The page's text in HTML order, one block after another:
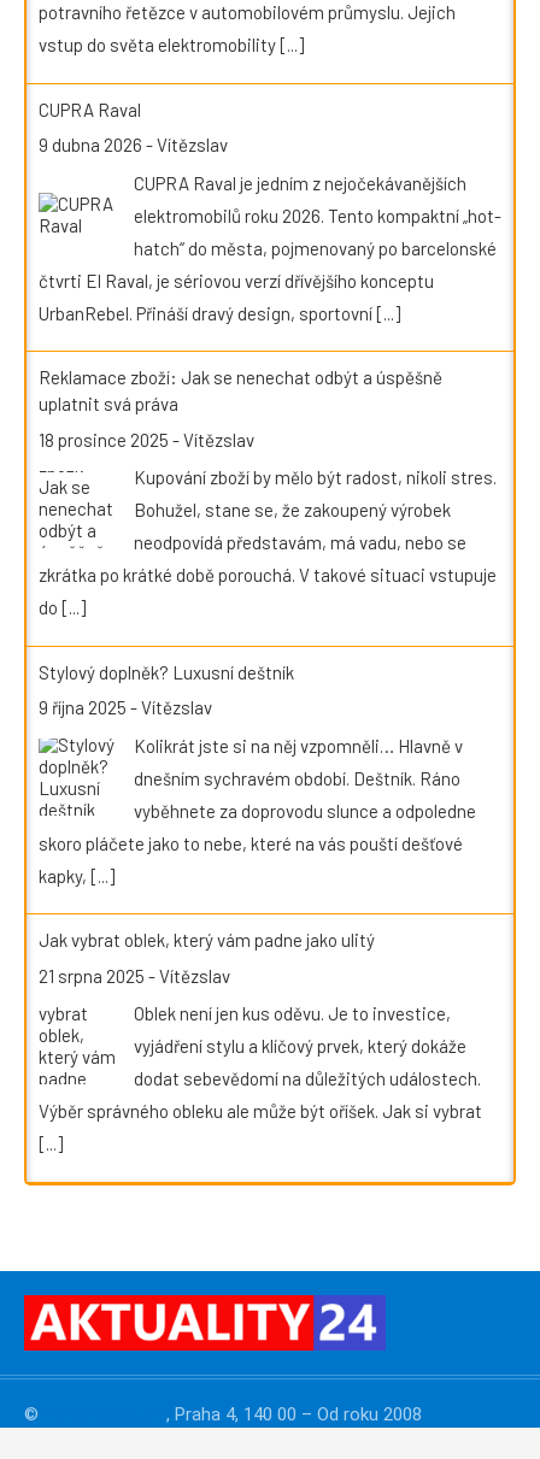
potravního řetězce v automobilovém průmyslu. Jejich
vstup do světa elektromobility[...]
CUPRA Raval
9 dubna 2026 -Vítězslav
CUPRA Raval je jedním z nejočekávanějších
elektromobilů roku 2026. Tento kompaktní „hot-
hatch“ do města, pojmenovaný po barcelonské
čtvrti El Raval, je sériovou verzí dřívějšího konceptu
UrbanRebel. Přináší dravý design, sportovní[...]
Reklamace zboží: Jak se nenechat odbýt a úspěšně
uplatnit svá práva
18 prosince 2025 -Vítězslav
Kupování zboží by mělo být radost, nikoli stres.
Bohužel, stane se, že zakoupený výrobek
neodpovídá představám, má vadu, nebo se
zkrátka po krátké době porouchá. V takové situaci vstupuje
do [...]
Stylový doplněk? Luxusní deštník
9 října 2025 -Vítězslav
Kolikrát jste si na něj vzpomněli… Hlavně v
dnešním sychravém období. Deštník. Ráno
vyběhnete za doprovodu slunce a odpoledne
skoro pláčete jako to nebe, které na vás pouští dešťové
kapky, [...]
Jak vybrat oblek, který vám padne jako ulitý
21 srpna 2025 -Vítězslav
Oblek není jen kus oděvu. Je to investice,
vyjádření stylu a klíčový prvek, který dokáže
dodat sebevědomí na důležitých událostech.
Výběr správného obleku ale může být oříšek. Jak si vybrat
[...]
©
, Praha 4, 140 00 – Od roku 2008